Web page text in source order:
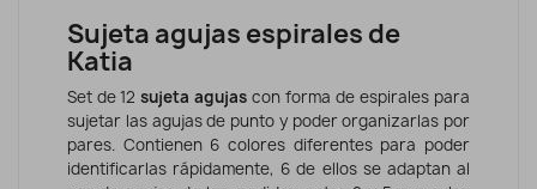
Sujeta agujas espirales de
Katia
Set de 12 sujeta agujas con forma de espirales para
sujetar las agujas de punto y poder organizarlas por
pares. Contienen 6 colores diferentes para poder
identificarlas rápidamente, 6 de ellos se adaptan al